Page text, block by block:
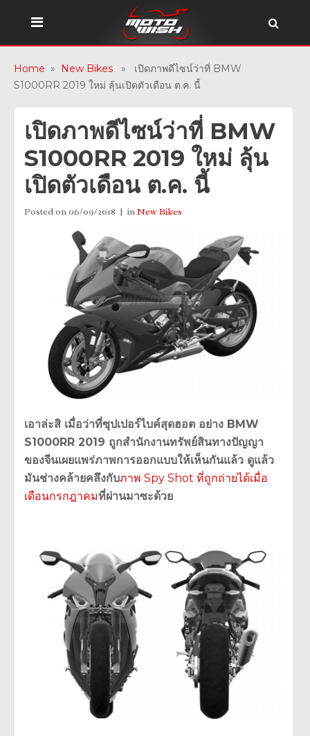
Home » New Bikes » เปิดภาพดีไซน์ว่าที่ BMW
S1000RR 2019 ใหม่ ลุ้นเปิดตัวเดือน ต.ค. นี้
เปิดภาพดีไซน์ว่าที่ BMW
S1000RR 2019 ใหม่ ลุ้น
เปิดตัวเดือน ต.ค. นี้
Posted on06/09/2018 inNew Bikes
เอาล่ะสิ เมื่อว่าที่ซุปเปอร์ไบค์สุดฮอต อย่าง BMW
S1000RR 2019 ถูกสำนักงานทรัพย์สินทางปัญญา
ของจีนเผยแพร่ภาพการออกแบบให้เห็นกันแล้ว ดูแล้ว
มันช่างคล้ายคลึงกับภาพ Spy Shot ที่ถูกถ่ายได้เมื่อ
เดือนกรกฎาคมที่ผ่านมาซะด้วย